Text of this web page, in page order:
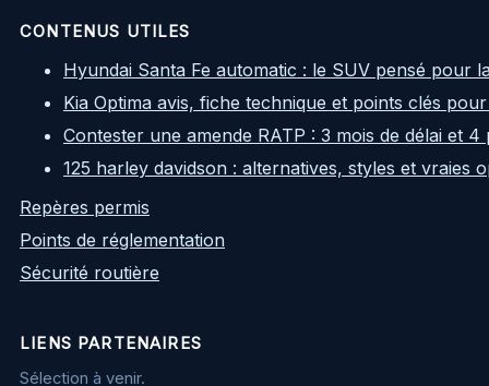
CONTENUS UTILES
Hyundai Santa Fe automatic : le SUV pensé pour
Kia Optima avis, fiche technique et points clés
Contester une amende RATP : 3 mois de délai et
125 harley davidson : alternatives, styles et vraies
Repères permis
Points de réglementation
Sécurité routière
LIENS PARTENAIRES
Sélection à venir.